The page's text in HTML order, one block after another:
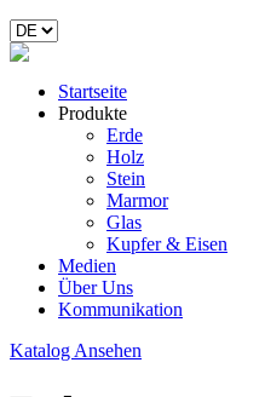
Startseite
Produkte
Erde
Holz
Stein
Marmor
Glas
Kupfer & Eisen
Medien
Über Uns
Kommunikation
Katalog Ansehen